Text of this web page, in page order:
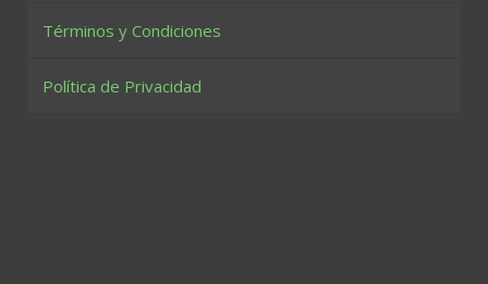
Términos y Condiciones
Política de Privacidad